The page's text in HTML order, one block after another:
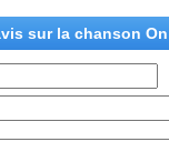
sur la chanson